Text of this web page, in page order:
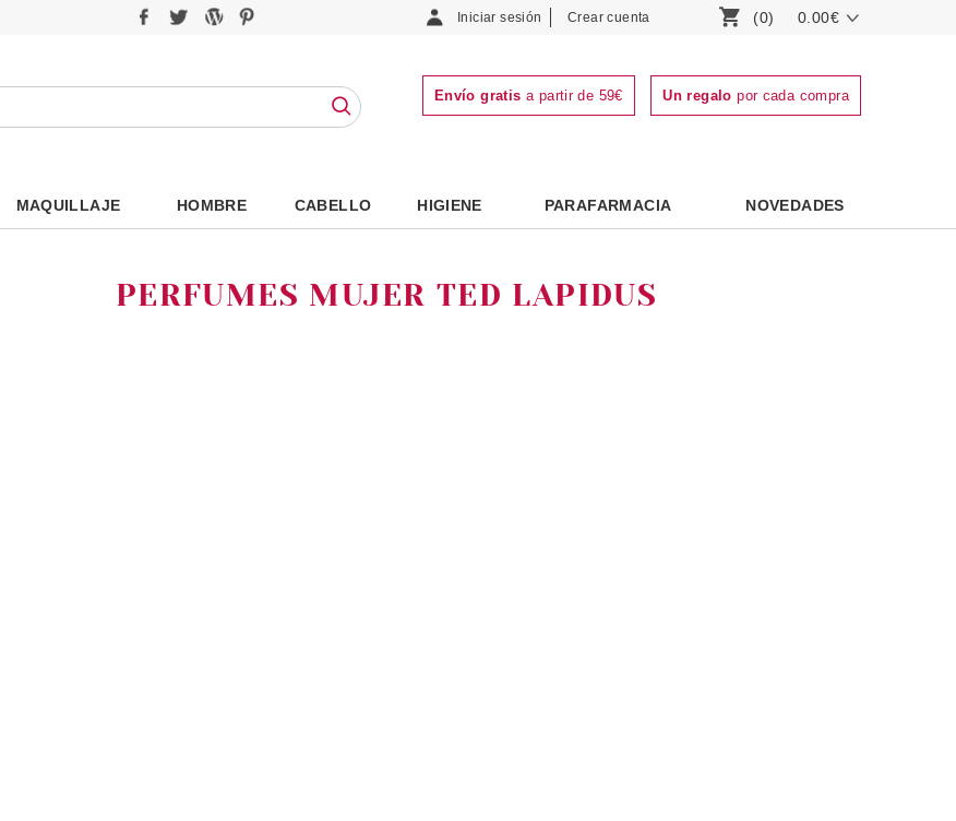
Iniciar sesión Crear cuenta (0) 0.00€
Envío gratis a partir de 59€ Un regalo por cada compra
MAQUILLAJE HOMBRE CABELLO HIGIENE PARAFARMACIA NOVEDADES
PERFUMES MUJER TED LAPIDUS